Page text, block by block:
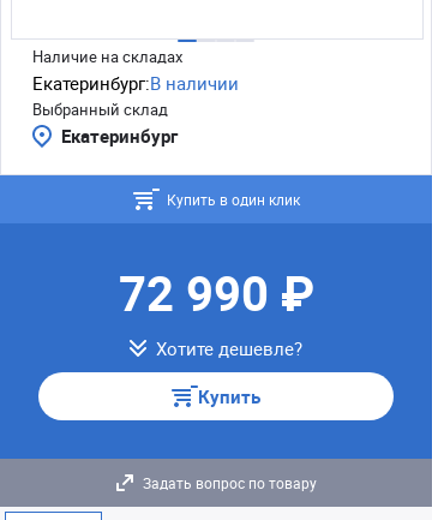
Наличие на складах
Екатеринбург:В наличии
Выбранный склад
Екатеринбург
Купить в один клик
72 990 ₽
Хотите дешевле?
Купить
Задать вопрос по товару